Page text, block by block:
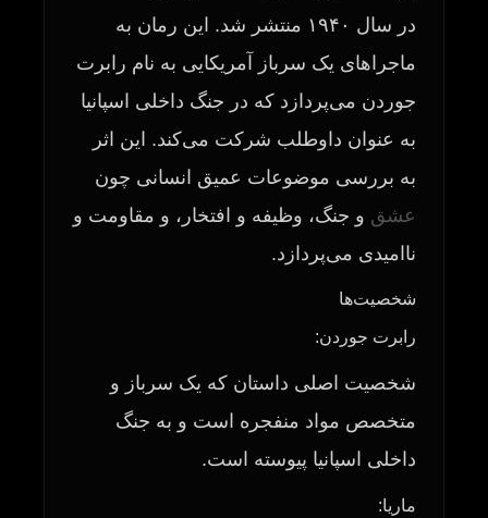
در سال ۱۹۴۰ منتشر شد. این رمان به
ماجراهای یک سرباز آمریکایی به نام رابرت
جوردن می‌پردازد که در جنگ داخلی اسپانیا
به عنوان داوطلب شرکت می‌کند. این اثر
به بررسی موضوعات عمیق انسانی چون
عشق و جنگ، وظیفه و افتخار، و مقاومت و
ناامیدی می‌پردازد.
شخصیت‌ها
رابرت جوردن:
شخصیت اصلی داستان که یک سرباز و
متخصص مواد منفجره است و به جنگ
داخلی اسپانیا پیوسته است.
ماریا: